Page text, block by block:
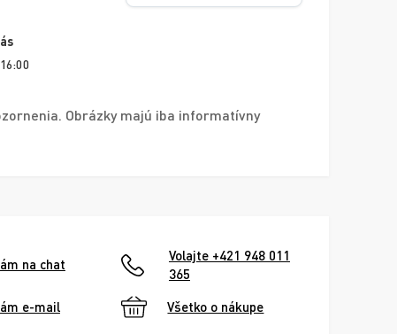
Obrázky majú iba informatívny
na chat
Volajte +421 948 011
365
e-mail Všetko o nákupe